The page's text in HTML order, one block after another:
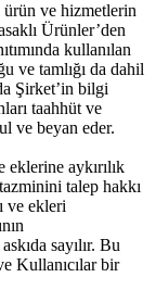
ürün ve hizmetlerin
Ürünler’den
kullanılan
ve tamlığı da dahil
Şirket’in bilgi
taahhüt ve
ve beyan eder.
aykırılık
talep hakkı
ve ekleri
sayılır. Bu
Kullanıcılar bir